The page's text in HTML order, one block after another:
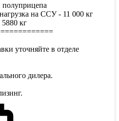
полуприцепа
на ССУ - 11 000 кг
кг
уточняйте в отделе
дилера.